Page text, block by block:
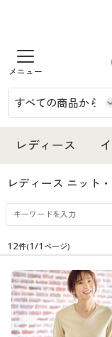
商品を探す
レディース
レディースファッシ
女性下着
インナー・下着
インナー・下着通
女性下着
メンズ下着
ジュニア・ティーン
メンズ
メンズ通販すべて
メンズファッション
メンズ下着
家電・雑貨
家電・雑貨すべて
家電
寝具・インテリ
寝具・インテリア
美容・健康
レディース
レディース ニット
在庫
カテゴリ
12件(1/1 ページ)